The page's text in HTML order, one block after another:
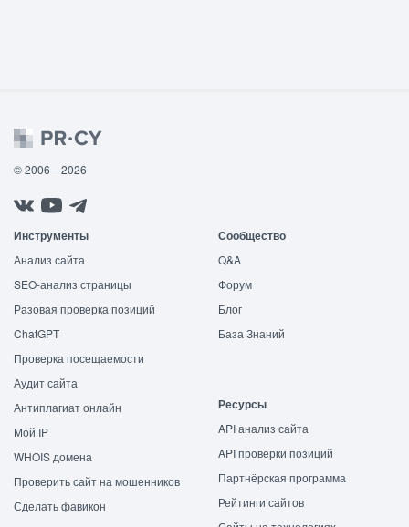
© 2006—2026
Инструменты
Анализ сайта
SEO-анализ страницы
Разовая проверка позиций
ChatGPT
Проверка посещаемости
Аудит сайта
Антиплагиат онлайн
Мой IP
WHOIS домена
Проверить сайт на мошенников
Сделать фавикон
Сообщество
Q&A
Форум
Блог
База Знаний
Ресурсы
API анализ сайта
API проверки позиций
Партнёрская программа
Рейтинги сайтов